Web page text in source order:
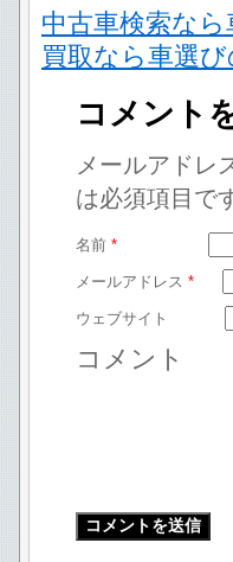
中古車検索な
買取なら車選
コメント
メールアドレ
は必須項目で
名前 *
メールアドレス *
ウェブサイト
コメント